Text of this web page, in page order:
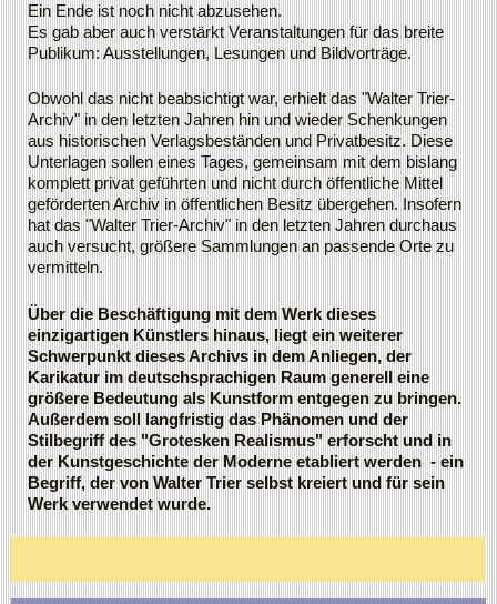
Ein Ende ist noch nicht abzusehen.
Es gab aber auch verstärkt Veranstaltungen für das breite
Publikum: Ausstellungen, Lesungen und Bildvorträge.
Obwohl das nicht beabsichtigt war, erhielt das "Walter Trier-
Archiv" in den letzten Jahren hin und wieder Schenkungen
aus historischen Verlagsbeständen und Privatbesitz. Diese
Unterlagen sollen eines Tages, gemeinsam mit dem bislang
komplett privat geführten und nicht durch öffentliche Mittel
geförderten Archiv in öffentlichen Besitz übergehen. Insofern
hat das "Walter Trier-Archiv" in den letzten Jahren durchaus
auch versucht, größere Sammlungen an passende Orte zu
vermitteln.
Über die Beschäftigung mit dem Werk dieses
einzigartigen Künstlers hinaus, liegt ein weiterer
Schwerpunkt dieses Archivs in dem Anliegen, der
Karikatur im deutschsprachigen Raum generell eine
größere Bedeutung als Kunstform entgegen zu bringen.
Außerdem soll langfristig das Phänomen und der
Stilbegriff des "Grotesken Realismus" erforscht und in
der Kunstgeschichte der Moderne etabliert werden - ein
Begriff, der von Walter Trier selbst kreiert und für sein
Werk verwendet wurde.